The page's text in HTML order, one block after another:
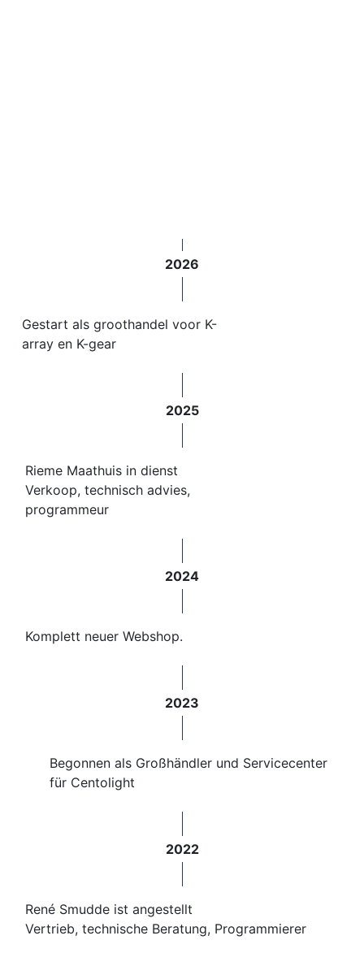
2026
Gestart als groothandel voor K-
array en K-gear
2025
Rieme Maathuis in dienst
Verkoop, technisch advies,
programmeur
2024
Komplett neuer Webshop.
2023
Begonnen als Großhändler und Servicecenter
für Centolight
2022
René Smudde ist angestellt
Vertrieb, technische Beratung, Programmierer